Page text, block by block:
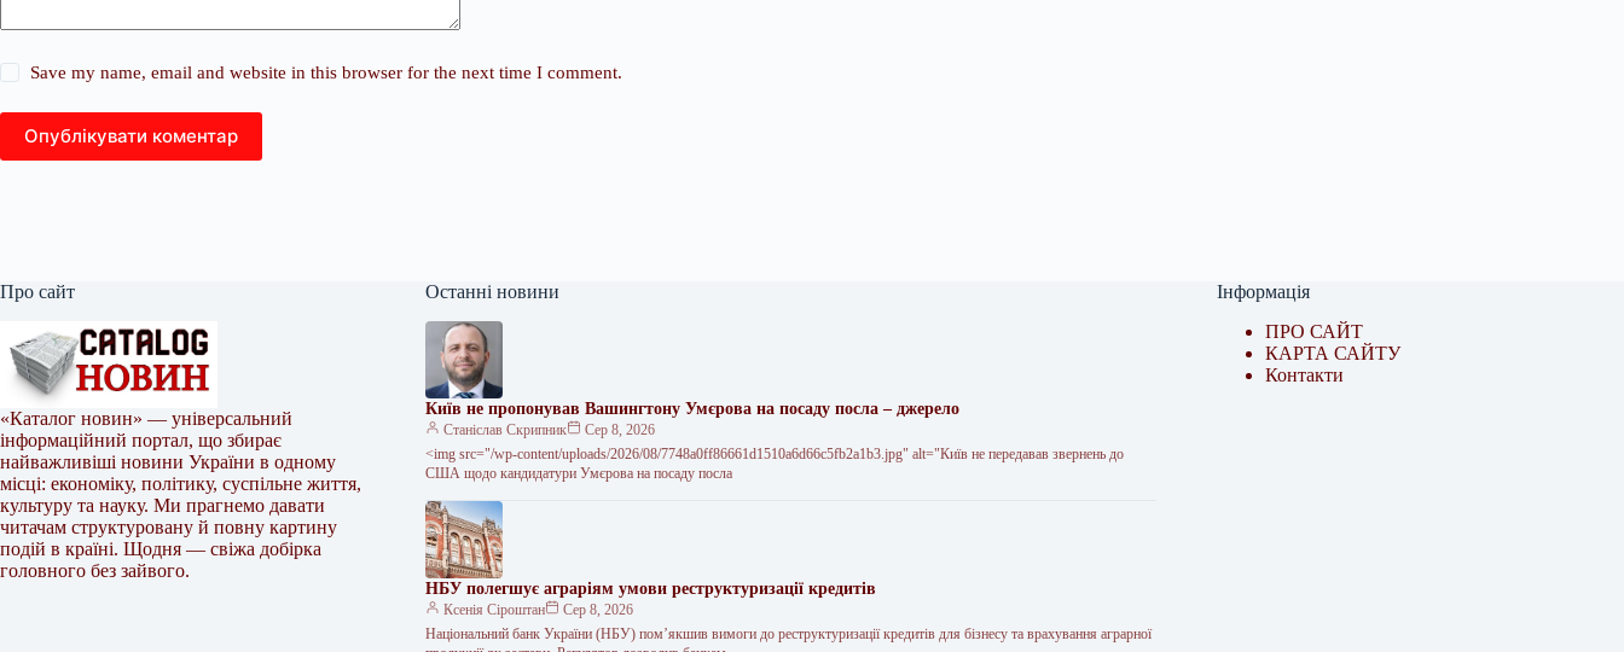
Save my name, email and website in this browser for the next time I comment.
Опублікувати коментар
Про сайт
«Каталог новин» — універсальний
інформаційний портал, що збирає
найважливіші новини України в одному
місці: економіку, політику, суспільне життя,
культуру та науку. Ми прагнемо давати
читачам структуровану й повну картину
подій в країні. Щодня — свіжа добірка
головного без зайвого.
Останні новини
Київ не пропонував Вашингтону Умєрова на посаду посла – джерело
Станіслав Скрипник
Сер 8, 2026
<img src="/wp-content/uploads/2026/08/7748a0ff86661d1510a6d66c5fb2a1b3.jpg" alt="Київ не передавав звернень до
США щодо кандидатури Умєрова на посаду посла
НБУ полегшує аграріям умови реструктуризації кредитів
Ксенія Сіроштан
Сер 8, 2026
Національний банк України (НБУ) пом’якшив вимоги до реструктуризації кредитів для бізнесу та врахування аграрної
Інформація
ПРО САЙТ
КАРТА САЙТУ
Контакти